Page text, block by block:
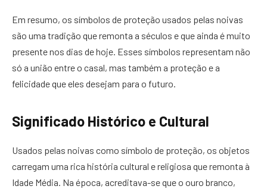
Em resumo, os símbolos de proteção usados pelas noivas
são uma tradição que remonta a séculos e que ainda é muito
presente nos dias de hoje. Esses símbolos representam não
só a união entre o casal, mas também a proteção e a
felicidade que eles desejam para o futuro.
Significado Histórico e Cultural
Usados pelas noivas como símbolo de proteção, os objetos
carregam uma rica história cultural e religiosa que remonta à
Idade Média. Na época, acreditava-se que o ouro branco,